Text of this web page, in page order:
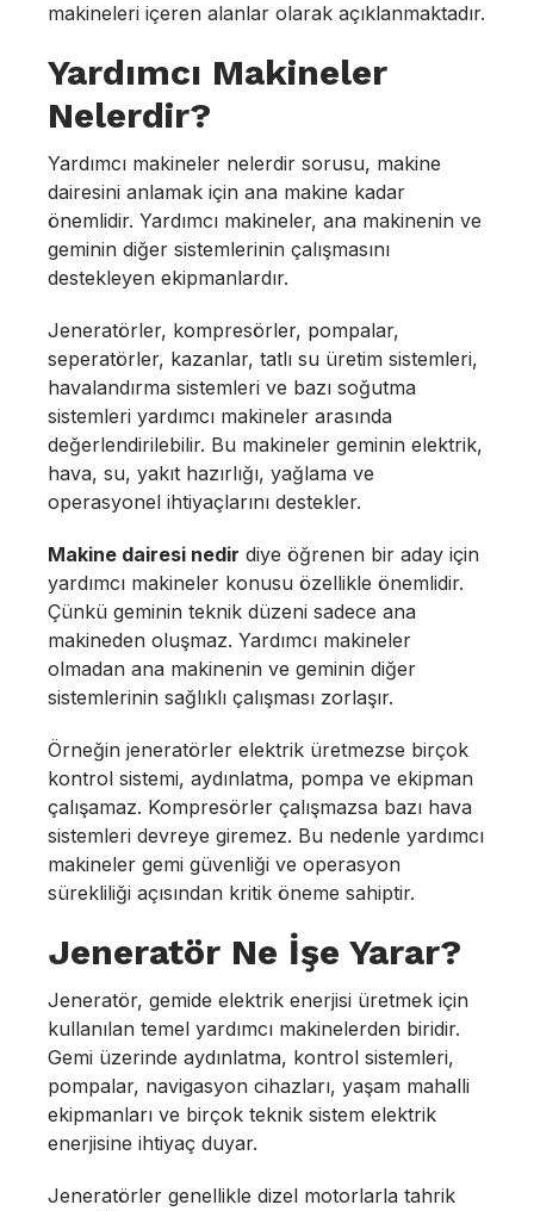
makineleri içeren alanlar olarak açıklanmaktadır.
Yardımcı Makineler
Nelerdir?
Yardımcı makineler nelerdir sorusu, makine
dairesini anlamak için ana makine kadar
önemlidir. Yardımcı makineler, ana makinenin ve
geminin diğer sistemlerinin çalışmasını
destekleyen ekipmanlardır.
Jeneratörler, kompresörler, pompalar,
seperatörler, kazanlar, tatlı su üretim sistemleri,
havalandırma sistemleri ve bazı soğutma
sistemleri yardımcı makineler arasında
değerlendirilebilir. Bu makineler geminin elektrik,
hava, su, yakıt hazırlığı, yağlama ve
operasyonel ihtiyaçlarını destekler.
Makine dairesi nedir diye öğrenen bir aday için
yardımcı makineler konusu özellikle önemlidir.
Çünkü geminin teknik düzeni sadece ana
makineden oluşmaz. Yardımcı makineler
olmadan ana makinenin ve geminin diğer
sistemlerinin sağlıklı çalışması zorlaşır.
Örneğin jeneratörler elektrik üretmezse birçok
kontrol sistemi, aydınlatma, pompa ve ekipman
çalışamaz. Kompresörler çalışmazsa bazı hava
sistemleri devreye giremez. Bu nedenle yardımcı
makineler gemi güvenliği ve operasyon
sürekliliği açısından kritik öneme sahiptir.
Jeneratör Ne İşe Yarar?
Jeneratör, gemide elektrik enerjisi üretmek için
kullanılan temel yardımcı makinelerden biridir.
Gemi üzerinde aydınlatma, kontrol sistemleri,
pompalar, navigasyon cihazları, yaşam mahalli
ekipmanları ve birçok teknik sistem elektrik
enerjisine ihtiyaç duyar.
Jeneratörler genellikle dizel motorlarla tahrik